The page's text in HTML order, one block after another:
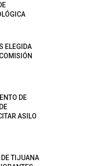
ELEGIDA
DE
ASILO
DE TIJUANA